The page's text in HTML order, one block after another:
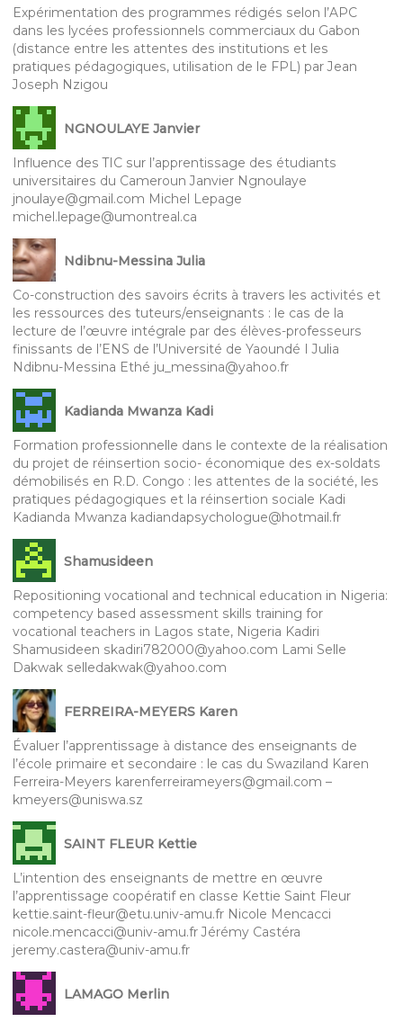
Expérimentation des programmes rédigés selon l’APC
dans les lycées professionnels commerciaux du Gabon
(distance entre les attentes des institutions et les
pratiques pédagogiques, utilisation de le FPL) par Jean
Joseph Nzigou
NGNOULAYE Janvier
Influence des TIC sur l’apprentissage des étudiants
universitaires du Cameroun Janvier Ngnoulaye
jnoulaye@gmail.com Michel Lepage
michel.lepage@umontreal.ca
Ndibnu-Messina Julia
Co-construction des savoirs écrits à travers les activités et
les ressources des tuteurs/enseignants : le cas de la
lecture de l’œuvre intégrale par des élèves-professeurs
finissants de l’ENS de l’Université de Yaoundé I Julia
Ndibnu-Messina Ethé ju_messina@yahoo.fr
Kadianda Mwanza Kadi
Formation professionnelle dans le contexte de la réalisation
du projet de réinsertion socio- économique des ex-soldats
démobilisés en R.D. Congo : les attentes de la société, les
pratiques pédagogiques et la réinsertion sociale Kadi
Kadianda Mwanza kadiandapsychologue@hotmail.fr
Shamusideen
Repositioning vocational and technical education in Nigeria:
competency based assessment skills training for
vocational teachers in Lagos state, Nigeria Kadiri
Shamusideen skadiri782000@yahoo.com Lami Selle
Dakwak selledakwak@yahoo.com
FERREIRA-MEYERS Karen
Évaluer l’apprentissage à distance des enseignants de
l’école primaire et secondaire : le cas du Swaziland Karen
Ferreira-Meyers karenferreirameyers@gmail.com –
kmeyers@uniswa.sz
SAINT FLEUR Kettie
L’intention des enseignants de mettre en œuvre
l’apprentissage coopératif en classe Kettie Saint Fleur
kettie.saint-fleur@etu.univ-amu.fr Nicole Mencacci
nicole.mencacci@univ-amu.fr Jérémy Castéra
jeremy.castera@univ-amu.fr
LAMAGO Merlin